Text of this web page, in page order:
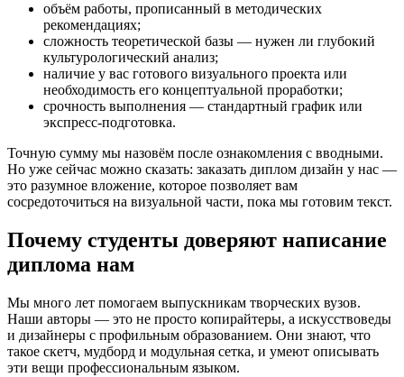
объём работы, прописанный в методических
рекомендациях;
сложность теоретической базы — нужен ли глубокий
культурологический анализ;
наличие у вас готового визуального проекта или
необходимость его концептуальной проработки;
срочность выполнения — стандартный график или
экспресс-подготовка.
Точную сумму мы назовём после ознакомления с вводными.
Но уже сейчас можно сказать: заказать диплом дизайн у нас —
это разумное вложение, которое позволяет вам
сосредоточиться на визуальной части, пока мы готовим текст.
Почему студенты доверяют написание
диплома нам
Мы много лет помогаем выпускникам творческих вузов.
Наши авторы — это не просто копирайтеры, а искусствоведы
и дизайнеры с профильным образованием. Они знают, что
такое скетч, мудборд и модульная сетка, и умеют описывать
эти вещи профессиональным языком.